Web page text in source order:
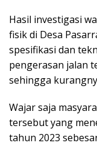
Hasil investigasi
fisik di Desa
spesifikasi dan
pengerasan jalan
sehingga
Wajar saja
tersebut yang
tahun 2023